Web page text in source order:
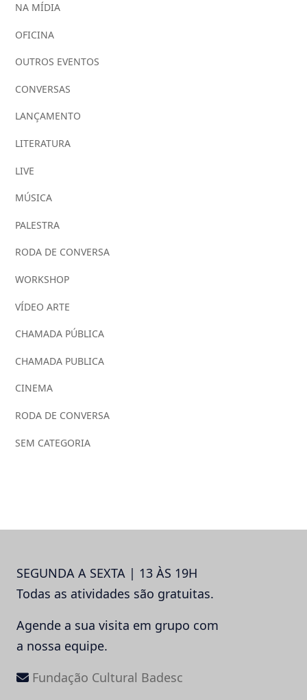
NA MÍDIA
OFICINA
OUTROS EVENTOS
CONVERSAS
LANÇAMENTO
LITERATURA
LIVE
MÚSICA
PALESTRA
RODA DE CONVERSA
WORKSHOP
VÍDEO ARTE
CHAMADA PÚBLICA
CHAMADA PUBLICA
CINEMA
RODA DE CONVERSA
SEM CATEGORIA
SEGUNDA A SEXTA | 13 ÀS 19H
Todas as atividades são gratuitas.
Agende a sua visita em grupo com
a nossa equipe.
Fundação Cultural Badesc